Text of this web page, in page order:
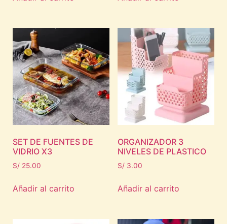
SET DE FUENTES DE
VIDRIO X3
S/ 25.00
Añadir al carrito
ORGANIZADOR 3
NIVELES DE PLASTICO
S/3.00
Añadir al carrito